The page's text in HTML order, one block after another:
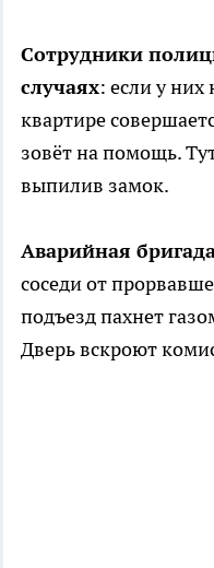
Сотрудники
случаях: если у них
квартире
зовёт на помощь.
выпилив замок.
Аварийная
соседи от
подъезд пахнет
Дверь вскроют